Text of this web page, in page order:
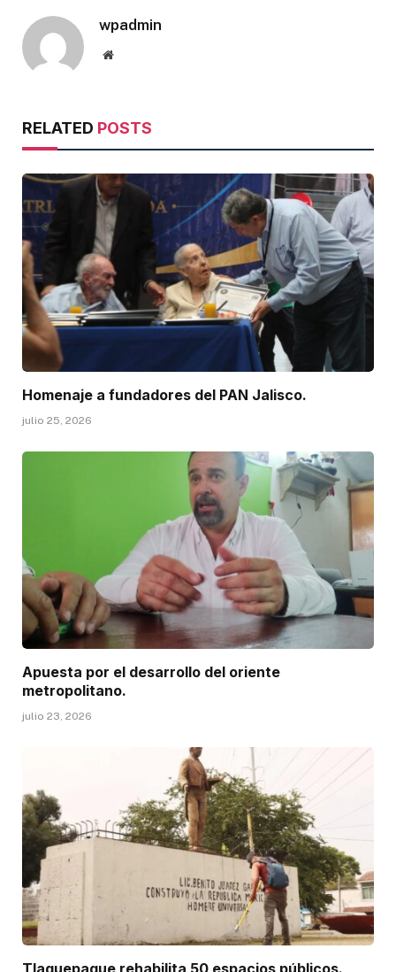
wpadmin
Website
RELATED POSTS
Homenaje a fundadores del PAN Jalisco.
julio 25, 2026
Apuesta por el desarrollo del oriente
metropolitano.
julio 23, 2026